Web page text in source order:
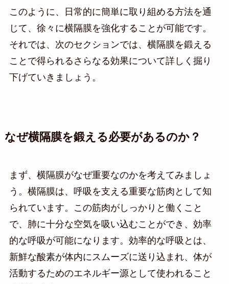
このように、日常的に簡単に取り組める方法を通
じて、徐々に横隔膜を強化することが可能です。
それでは、次のセクションでは、横隔膜を鍛える
ことで得られるさらなる効果について詳しく掘り
下げていきましょう。
なぜ横隔膜を鍛える必要があるのか？
まず、横隔膜がなぜ重要なのかを考えてみましょ
う。横隔膜は、呼吸を支える重要な筋肉として知
られています。この筋肉がしっかりと働くこと
で、肺に十分な空気を吸い込むことができ、効率
的な呼吸が可能になります。効率的な呼吸とは、
新鮮な酸素が体内にスムーズに送り込まれ、体が
活動するためのエネルギー源として使われること